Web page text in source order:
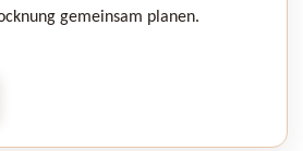
gemeinsam planen.